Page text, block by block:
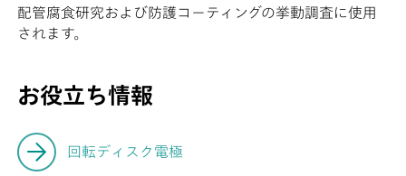
配管腐食研究および防護コーティングの挙動調査に使用
されます。
お役立ち情報
回転ディスク電極